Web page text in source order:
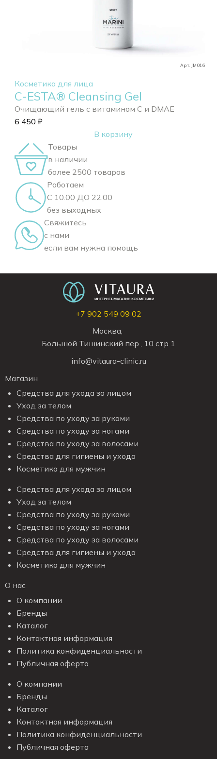
Арт. JM016
Косметика для лица
C-ESTA® Cleansing Gel
Очищающий гель с витамином С и DMAE
6 450 ₽
В корзину
Товары
в наличии
более 2500 товаров
Работаем
С 10.00 ДО 22.00
без выходных
Свяжитесь
с нами
если вам нужна помощь
+7 902 549 09 02
Москва,
Большой Тишинский пер., 10 стр 1
info@vitaura-clinic.ru
Магазин
Средства для ухода за лицом
Уход за телом
Средства по уходу за руками
Средства по уходу за ногами
Средства по уходу за волосами
Средства для гигиены и ухода
Косметика для мужчин
Средства для ухода за лицом
Уход за телом
Средства по уходу за руками
Средства по уходу за ногами
Средства по уходу за волосами
Средства для гигиены и ухода
Косметика для мужчин
О нас
О компании
Бренды
Каталог
Контактная информация
Политика конфиденциальности
Публичная оферта
О компании
Бренды
Каталог
Контактная информация
Политика конфиденциальности
Публичная оферта